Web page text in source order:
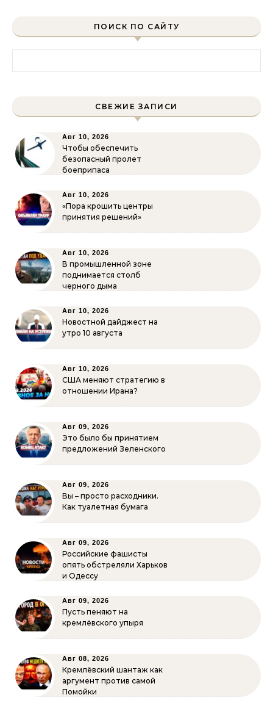
ПОИСК ПО САЙТУ
СВЕЖИЕ ЗАПИСИ
Авг 10, 2026
Чтобы обеспечить
безопасный пролет
боеприпаса
Авг 10, 2026
«Пора крошить центры
принятия решений»
Авг 10, 2026
В промышленной зоне
поднимается столб
черного дыма
Авг 10, 2026
Новостной дайджест на
утро 10 августа
Авг 10, 2026
США меняют стратегию в
отношении Ирана?
Авг 09, 2026
Это было бы принятием
предложений Зеленского
Авг 09, 2026
Вы – просто расходники.
Как туалетная бумага
Авг 09, 2026
Российские фашисты
опять обстреляли Харьков
и Одессу
Авг 09, 2026
Пусть пеняют на
кремлёвского упыря
Авг 08, 2026
Кремлёвский шантаж как
аргумент против самой
Помойки